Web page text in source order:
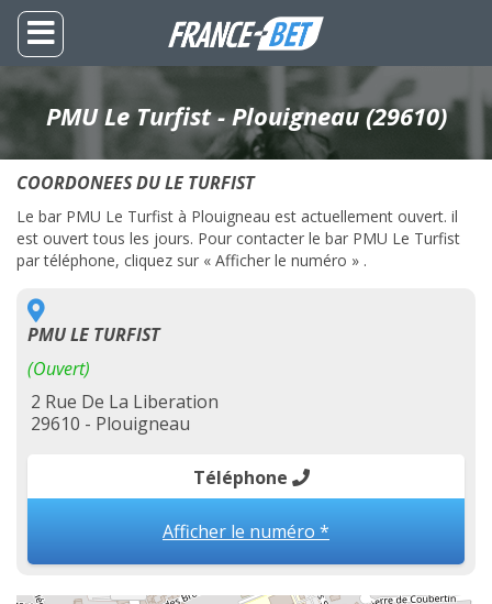
PMU Le Turfist - Plouigneau (29610)
COORDONEES DU LE TURFIST
Le bar PMU Le Turfist à Plouigneau est actuellement ouvert. il
est ouvert tous les jours. Pour contacter le bar PMU Le Turfist
par téléphone, cliquez sur « Afficher le numéro » .
PMU LE TURFIST
(Ouvert)
2 Rue De La Liberation
29610 - Plouigneau
Téléphone
Afficher le numéro *